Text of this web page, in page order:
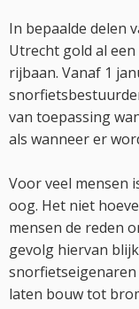
In bepaalde delen
Utrecht gold al
rijbaan. Vanaf 1
van toepassing
als wanneer er
Voor veel mensen
oog. Het niet
mensen de reden
gevolg hiervan
laten bouw tot